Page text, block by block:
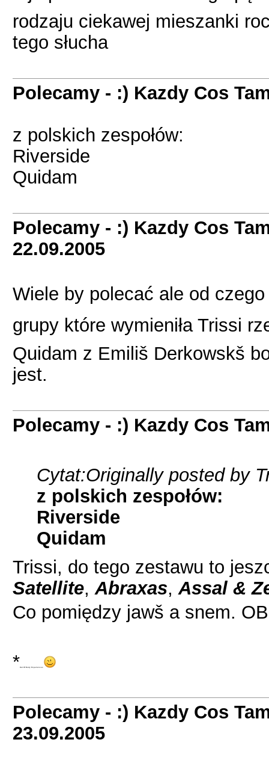
rodzaju ciekawej mieszanki
tego słucha
Polecamy - :) Kazdy Cos
z polskich zespołów:
Riverside
Quidam
Polecamy - :) Kazdy Cos
22.09.2005
Wiele by polecać ale od
grupy które wymieniła Trissi
Quidam z Emiliš Derkowskš
jest.
Polecamy - :) Kazdy Cos
Cytat:Originally posted by
z polskich zespołów:
Riverside
Quidam
Trissi, do tego zestawu to
Satellite, Abraxas, Assal &
Co pomiędzy jawš a snem.
*Out Of Body Experiences
Polecamy - :) Kazdy Cos
23.09.2005